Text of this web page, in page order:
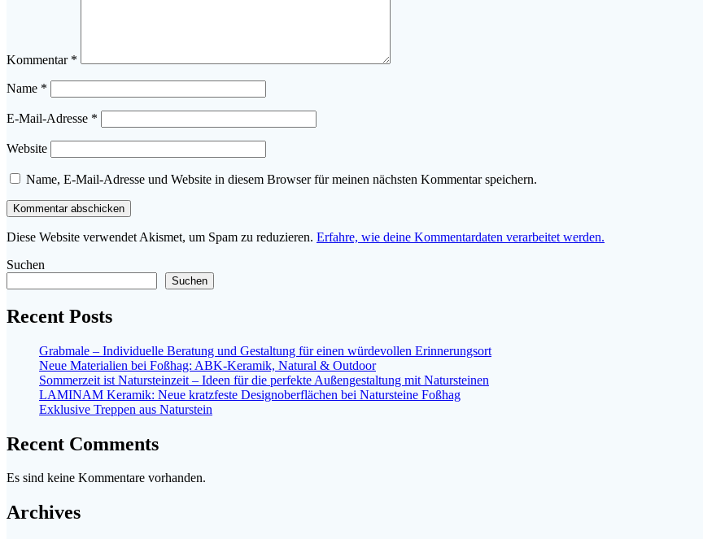
Kommentar *
Name *
E-Mail-Adresse *
Website
Name, E-Mail-Adresse und Website in diesem Browser für meinen nächsten Kommentar speichern.
Diese Website verwendet Akismet, um Spam zu reduzieren. Erfahre, wie deine Kommentardaten verarbeitet werden.
Suchen
Suchen
Recent Posts
Grabmale – Individuelle Beratung und Gestaltung für einen würdevollen Erinnerungsort
Neue Materialien bei Foßhag: ABK-Keramik, Natural & Outdoor
Sommerzeit ist Natursteinzeit – Ideen für die perfekte Außengestaltung mit Natursteinen
LAMINAM Keramik: Neue kratzfeste Designoberflächen bei Natursteine Foßhag
Exklusive Treppen aus Naturstein
Recent Comments
Es sind keine Kommentare vorhanden.
Archives